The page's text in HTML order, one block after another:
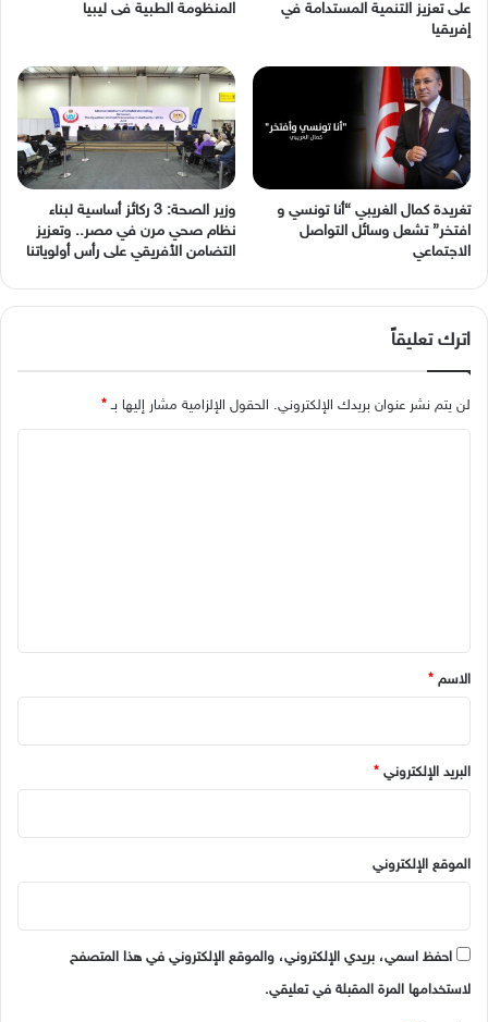
على تعزيز التنمية المستدامة في
إفريقيا
المنظومة الطبية فى ليبيا
‬الاجتماعي
وزير الصحة: 3 ركائز أساسية لبناء
نظام صحي مرن في مصر.. وتعزيز
التضامن الأفريقي على رأس أولوياتنا
اترك تعليقاً
لن يتم نشر عنوان بريدك الإلكتروني. الحقول الإلزامية مشار إليها بـ*
*
الاسم *
البريد الإلكتروني *
الموقع الإلكتروني
احفظ اسمي، بريدي الإلكتروني، والموقع الإلكتروني في هذا المتصفح
لاستخدامها المرة المقبلة في تعليقي.